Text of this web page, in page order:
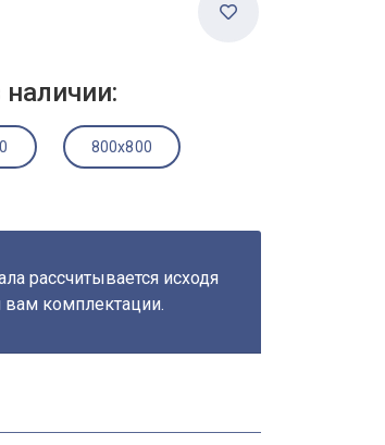
800x800
рассчитывается исходя
вам комплектации.